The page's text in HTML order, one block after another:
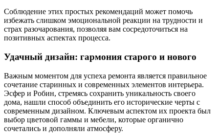
Соблюдение этих простых рекомендаций может помочь
избежать слишком эмоциональной реакции на трудности и
страх разочарования, позволяя вам сосредоточиться на
позитивных аспектах процесса.
Удачный дизайн: гармония старого и нового
Важным моментом для успеха ремонта является правильное
сочетание старинных и современных элементов интерьера.
Эсфер и Робин, стремясь сохранить уникальность своего
дома, нашли способ объединить его исторические черты с
современным дизайном. Ключевым аспектом их проекта был
выбор цветовой гаммы и мебели, которые органично
сочетались и дополняли атмосферу.